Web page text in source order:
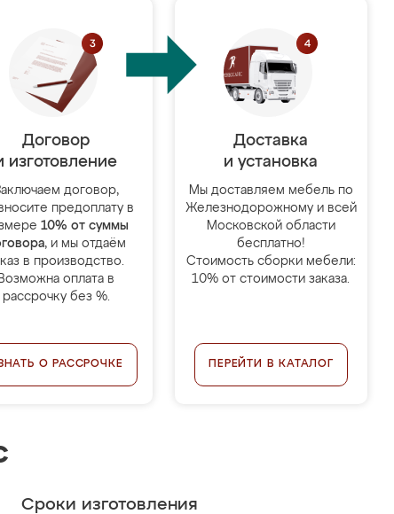
Договор
изготовление
договор,
предоплату в
10% от суммы
, и мы отдаём
в производство.
Возможна оплата в
рассрочку без %.
О РАССРОЧКЕ
Доставка
и установка
Мы доставляем мебель по
Железнодорожному и всей
Московской области
бесплатно!
Стоимость сборки мебели:
10% от стоимости заказа.
ПЕРЕЙТИ В КАТАЛОГ
Сроки изготовления